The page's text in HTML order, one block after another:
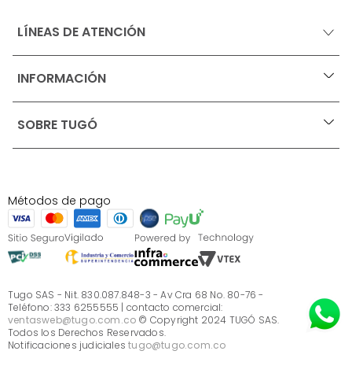
LÍNEAS DE ATENCIÓN
INFORMACIÓN +
Ofertas vigentes
Términos, condiciones y restricciones para productos
S.A.S
Términos, condiciones y restricciones Tugó S.A.S
Instructivo cuidado de muebles
Sé parte de Tugó
¿Quiénes somos?
Servicio al cliente
SOBRE TUGÓ +
¿Quieres vender en Tugó?
Métodos de pago
Tugo SAS - Nit. 830.087.848-3 - Av Cra 68 No. 80-76 -
Teléfono: 333 6255555 | contacto comercial:
ventasweb@tugo.com.co © Copyright 2024 TUGÓ SAS.
Todos los Derechos Reservados.
Notificaciones judicialestugo@tugo.com.co